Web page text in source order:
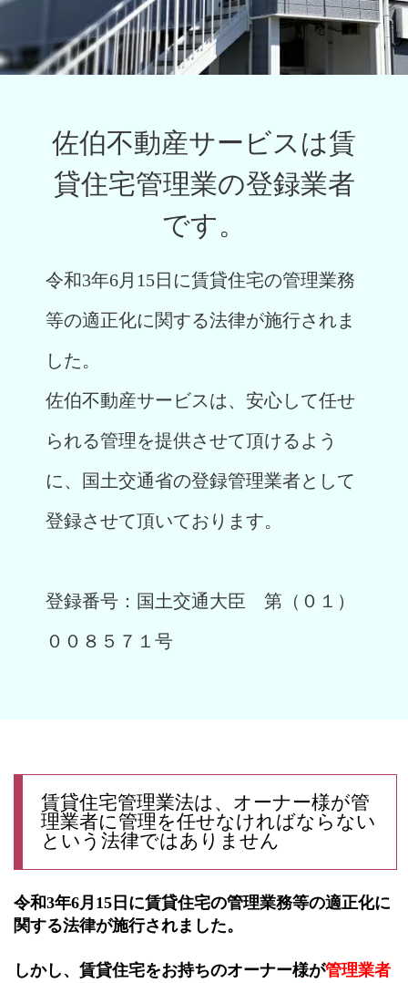
佐伯不動産サービスは賃
貸住宅管理業の登録業者
です。
令和3年6月15日に賃貸住宅の管理業務
等の適正化に関する法律が施行されま
した。
佐伯不動産サービスは、安心して任せ
られる管理を提供させて頂けるよう
に、国土交通省の登録管理業者として
登録させて頂いております。
登録番号：国土交通大臣 第（０１）
００８５７１号
賃貸住宅管理業法は、オーナー様が管
理業者に管理を任せなければならない
という法律ではありません
令和3年6月15日に賃貸住宅の管理業務等の適正化に
関する法律が施行されました。
しかし、賃貸住宅をお持ちのオーナー様が管理業者